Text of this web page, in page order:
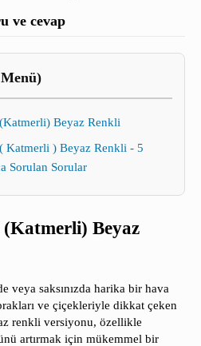
ve cevap
Beyaz Renkli
Katmerli ) Beyaz Renkli - 5
Sorulan Sorular
(Katmerli) Beyaz
veya saksınızda harika bir hava
ve çiçekleriyle dikkat çeken
renkli versiyonu, özellikle
artırmak için mükemmel bir